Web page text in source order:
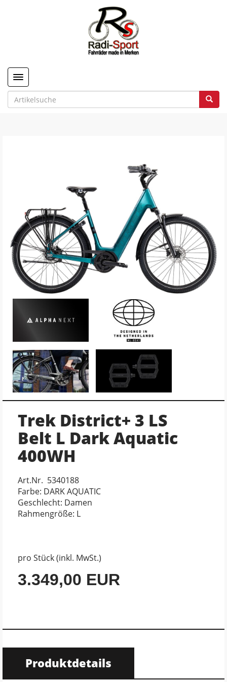
Toggle navigation
Trek District+ 3 LS
Belt L Dark Aquatic
400WH
Art.Nr. 5340188
Farbe: DARK AQUATIC
Geschlecht: Damen
Rahmengröße: L
pro Stück (inkl. MwSt.)
3.349,00 EUR
Produktdetails